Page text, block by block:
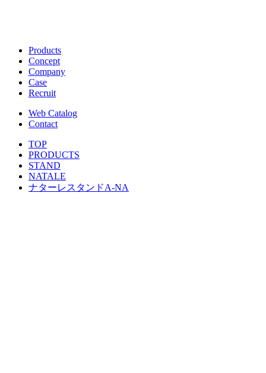
Products
Concept
Company
Case
Recruit
Web Catalog
Contact
TOP
PRODUCTS
STAND
NATALE
ナターレスタンドA-NA